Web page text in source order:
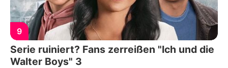
9
Serie ruiniert? Fans zerreißen "Ich und die
Walter Boys" 3